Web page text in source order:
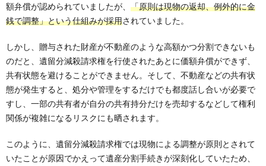
額弁償が認められていましたが、 「原則は現物の返却、例外的に金
銭で調整」という仕組みが採用されていました。
しかし、贈与された財産が不動産のような高額かつ分割できないも
のだと、遺留分減殺請求権を行使されたあとに価額弁償ができず、
共有状態を避けることができません。そして、不動産などの共有状
態が発生すると、処分や管理をするだけでも都度話し合いが必要で
すし、一部の共有者が自分の共有持分だけを売却するなどして権利
関係が複雑になるリスクにも晒されます。
このように、遺留分減殺請求権では現物による調整が原則とされて
いたことが原因でかえって遺産分割手続きが深刻化していたため、